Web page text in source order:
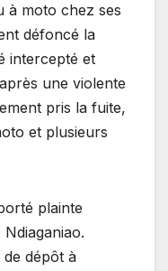
à moto chez ses
défoncé la
intercepté et
une violente
pris la fuite,
et plusieurs
plainte
dépôt à